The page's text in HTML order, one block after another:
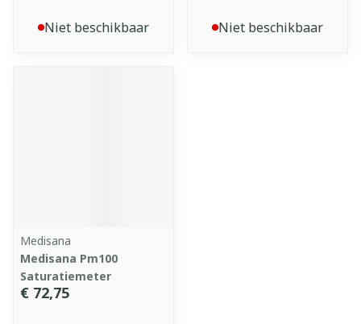
Niet beschikbaar Niet beschikbaar
Medisana
Medisana Pm100
Saturatiemeter
€ 72,75